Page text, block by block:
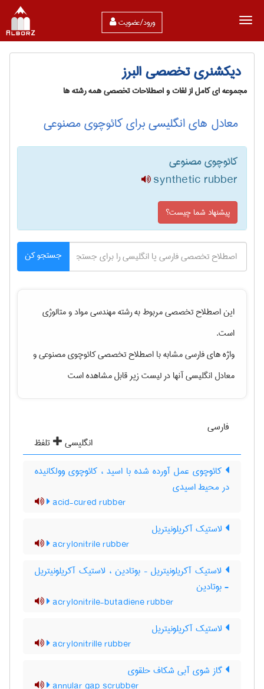
ورود/عضویت
دیکشنری تخصصی البرز
مجموعه ای کامل از لغات و اصطلاحات تخصصی همه رشته ها
معادل های انگلیسی برای کائوچوی مصنوعی
کائوچوی مصنوعی
synthetic rubber
پیشنهاد شما چیست؟
جستجو کن
این اصطلاح تخصصی مربوط به رشتهمهندسی مواد و متالوژی
است.
واژه های فارسی مشابه با اصطلاح تخصصیکائوچوی مصنوعیو
معادل انگلیسی آنها در لیست زیر قابل مشاهده است
فارسی
انگلیسی
تلفظ
کائوچوی عمل آورده شده با اسید ، کائوچوی وولکانیده
در محیط اسیدی
acid-cured rubber
لاستیک آکریلونیتریل
acrylonitrile rubber
لاستیک آکریلونیتریل – بوتادین ، لاستیک آکریلونیتریل
- بوتادین
acrylonitrile-butadiene rubber
لاستیک آکریلونیتریل
acrylonitrille rubber
گاز شوی آبی شکاف حلقوی